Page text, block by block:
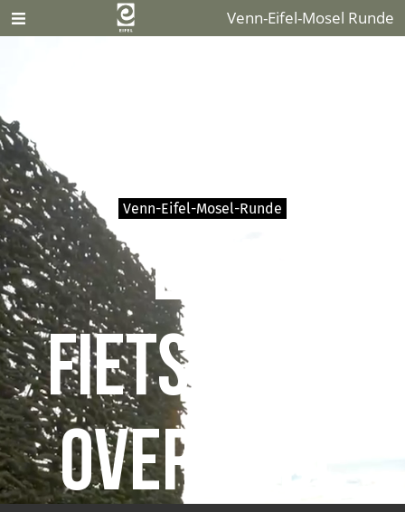
Venn-Eifel-Mosel Runde
Venn-Eifel-Mosel-Runde
Een
fietstocht
over oude